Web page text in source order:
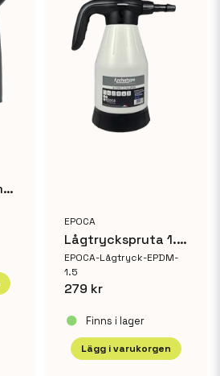
Tryckluftpistol med platt munstycke
EPOCA
Lågtryckspruta 1.5L Alkalisk (vit)
EPOCA-Lågtryck-EPDM-
1.5
279 kr
Finns i lager
Lägg i varukorgen